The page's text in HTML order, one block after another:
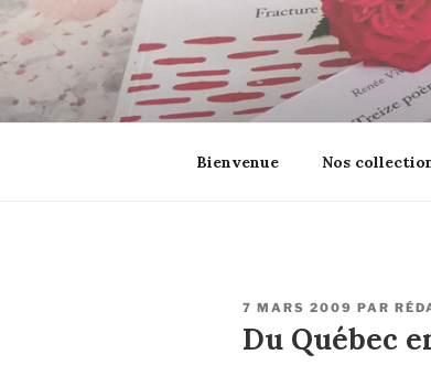
Aller
au
contenu
principal
Tout livre n’est-il pas
Bienvenue Nos
PUBLIÉ
7 MARS 2009 PAR
Du Québec